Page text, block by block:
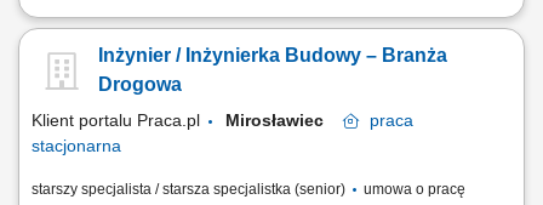
Opis stanowiska Operacyjna koordynacja działań brygad własnych oraz
kierowniczymi. Skrupulatne sporządzanie oraz kompletowanie
dokumentacji technicznej i odbiorowej na poszczególnych etapach
Inżynier / Inżynierka Budowy – Branża
Drogowa
Klient portalu Praca.pl Mirosławiec
praca
stacjonarna
starszy specjalista / starsza specjalistka (senior)
umowa o pracę